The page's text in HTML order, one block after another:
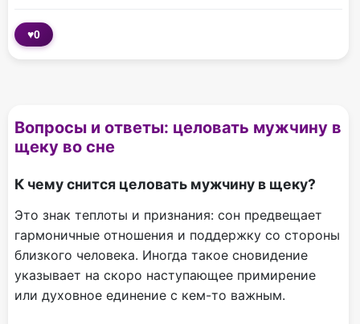
♥0
Вопросы и ответы: целовать мужчину в
щеку во сне
К чему снится целовать мужчину в щеку?
Это знак теплоты и признания: сон предвещает
гармоничные отношения и поддержку со стороны
близкого человека. Иногда такое сновидение
указывает на скоро наступающее примирение
или духовное единение с кем-то важным.